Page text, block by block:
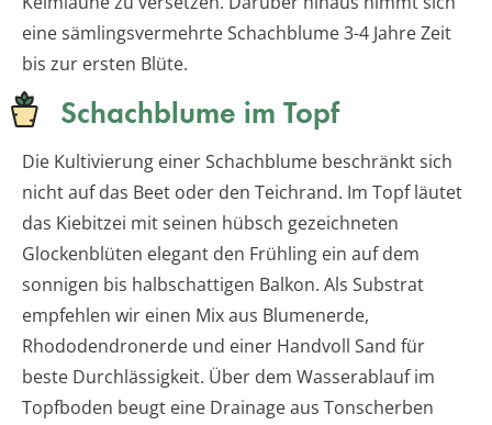
eine sämlingsvermehrte Schachblume 3-4 Jahre Zeit
bis zur ersten Blüte.
Schachblume im Topf
Die Kultivierung einer Schachblume beschränkt sich
nicht auf das Beet oder den Teichrand. Im Topf läutet
das Kiebitzei mit seinen hübsch gezeichneten
Glockenblüten elegant den Frühling ein auf dem
sonnigen bis halbschattigen Balkon. Als Substrat
empfehlen wir einen Mix aus Blumenerde,
Rhododendronerde und einer Handvoll Sand für
beste Durchlässigkeit. Über dem Wasserablauf im
Topfboden beugt eine Drainage aus Tonscherben